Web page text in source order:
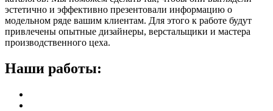
эстетично и эффективно презентовали информацию о
модельном ряде вашим клиентам. Для этого к работе будут
привлечены опытные дизайнеры, верстальщики и мастера
производственного цеха.
Наши работы: